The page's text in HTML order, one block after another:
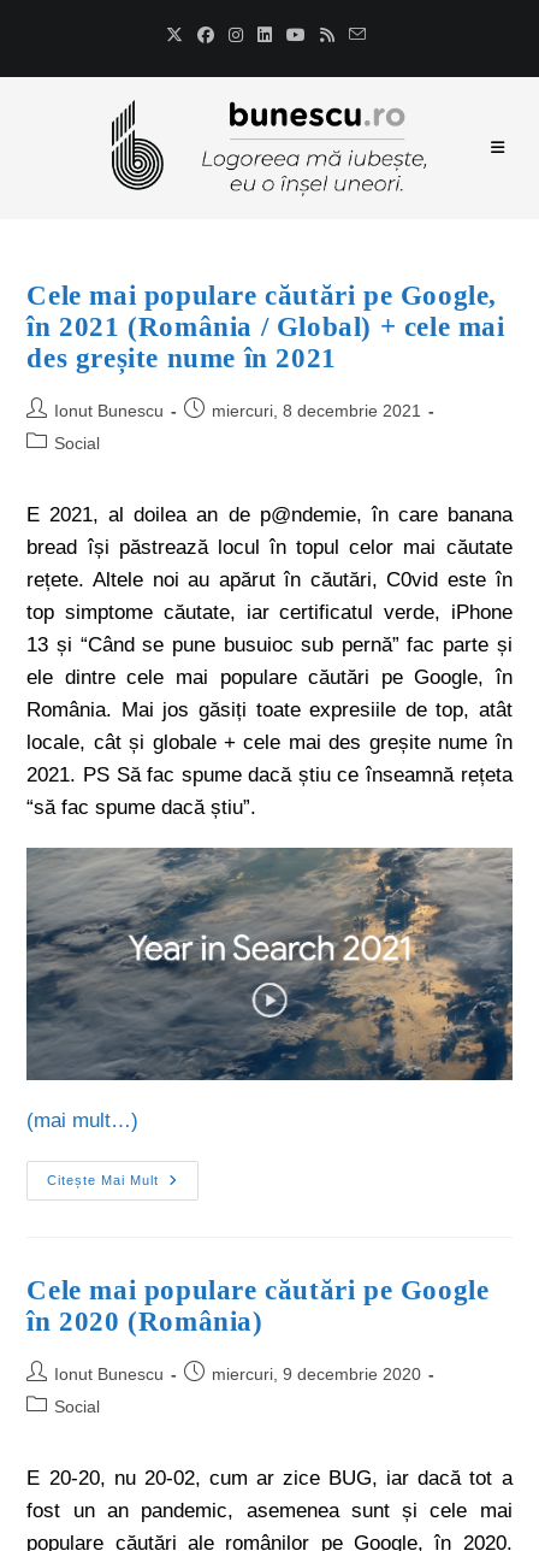
Cele mai populare căutări pe Google,
în 2021 (România / Global) + cele mai
des greșite nume în 2021
Ionut Bunescu
miercuri, 8 decembrie 2021
Social
E 2021, al doilea an de p@ndemie, în care banana
bread își păstrează locul în topul celor mai căutate
rețete. Altele noi au apărut în căutări, C0vid este în
top simptome căutate, iar certificatul verde, iPhone
13 și “Când se pune busuioc sub pernă” fac parte și
ele dintre cele mai populare căutări pe Google, în
România. Mai jos găsiți toate expresiile de top, atât
locale, cât și globale + cele mai des greșite nume în
2021. PS Să fac spume dacă știu ce înseamnă rețeta
“să fac spume dacă știu”.
(mai mult…)
Citește Mai Mult
Cele mai populare căutări pe Google
în 2020 (România)
Ionut Bunescu
miercuri, 9 decembrie 2020
Social
E 20-20, nu 20-02, cum ar zice BUG, iar dacă tot a
fost un an pandemic, asemenea sunt și cele mai
populare căutări ale românilor pe Google, în 2020.